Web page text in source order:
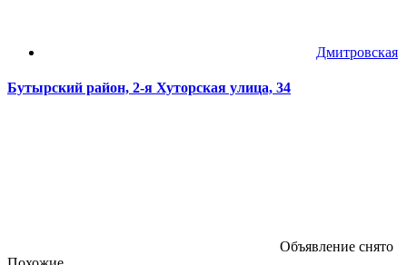
Дмитровская
Бутырский район, 2-я Хуторская улица, 34
Объявление снято